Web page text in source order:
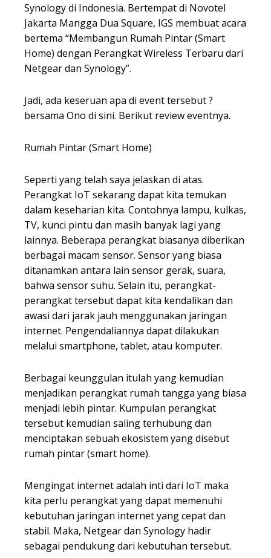
Synology di Indonesia. Bertempat di Novotel
Jakarta Mangga Dua Square, IGS membuat acara
bertema “Membangun Rumah Pintar (Smart
Home) dengan Perangkat Wireless Terbaru dari
Netgear dan Synology”.
Jadi, ada keseruan apa di event tersebut ?
bersama Ono di sini. Berikut review eventnya.
Rumah Pintar (Smart Home)
Seperti yang telah saya jelaskan di atas.
Perangkat IoT sekarang dapat kita temukan
dalam keseharian kita. Contohnya lampu, kulkas,
TV, kunci pintu dan masih banyak lagi yang
lainnya. Beberapa perangkat biasanya diberikan
berbagai macam sensor. Sensor yang biasa
ditanamkan antara lain sensor gerak, suara,
bahwa sensor suhu. Selain itu, perangkat-
perangkat tersebut dapat kita kendalikan dan
awasi dari jarak jauh menggunakan jaringan
internet. Pengendaliannya dapat dilakukan
melalui smartphone, tablet, atau komputer.
Berbagai keunggulan itulah yang kemudian
menjadikan perangkat rumah tangga yang biasa
menjadi lebih pintar. Kumpulan perangkat
tersebut kemudian saling terhubung dan
menciptakan sebuah ekosistem yang disebut
rumah pintar (smart home).
Mengingat internet adalah inti dari IoT maka
kita perlu perangkat yang dapat memenuhi
kebutuhan jaringan internet yang cepat dan
stabil. Maka, Netgear dan Synology hadir
sebagai pendukung dari kebutuhan tersebut.